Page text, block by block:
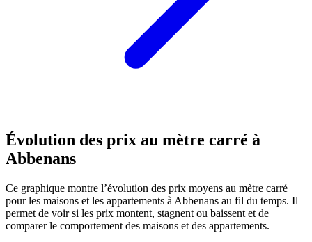
Évolution des prix au mètre carré à
Abbenans
Ce graphique montre l’évolution des prix moyens au mètre carré
pour les maisons et les appartements à Abbenans au fil du temps. Il
permet de voir si les prix montent, stagnent ou baissent et de
comparer le comportement des maisons et des appartements.